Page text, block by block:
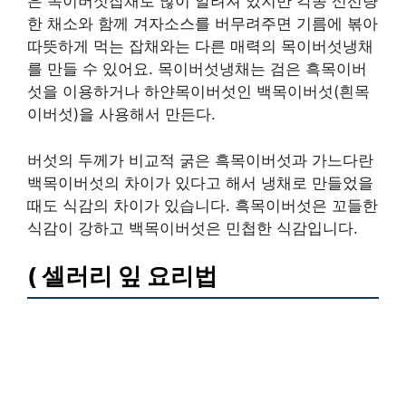
한 채소와 함께 겨자소스를 버무려주면 기름에 볶아
따뜻하게 먹는 잡채와는 다른 매력의 목이버섯냉채
를 만들 수 있어요. 목이버섯냉채는 검은 흑목이버
섯을 이용하거나 하얀목이버섯인 백목이버섯(흰목
이버섯)을 사용해서 만든다.
버섯의 두께가 비교적 굵은 흑목이버섯과 가느다란
백목이버섯의 차이가 있다고 해서 냉채로 만들었을
때도 식감의 차이가 있습니다. 흑목이버섯은 꼬들한
식감이 강하고 백목이버섯은 민첩한 식감입니다.
( 셀러리 잎 요리법